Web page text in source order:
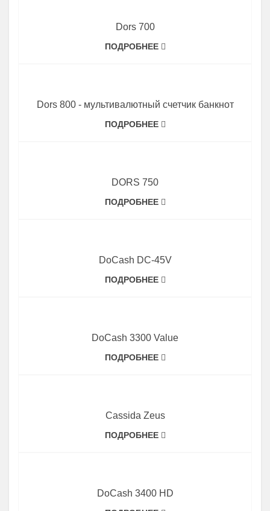
Dors 700
ПОДРОБНЕЕ
Dors 800 - мультивалютный счетчик банкнот
ПОДРОБНЕЕ
DORS 750
ПОДРОБНЕЕ
DoCash DC-45V
ПОДРОБНЕЕ
DoCash 3300 Value
ПОДРОБНЕЕ
Cassida Zeus
ПОДРОБНЕЕ
DoCash 3400 HD